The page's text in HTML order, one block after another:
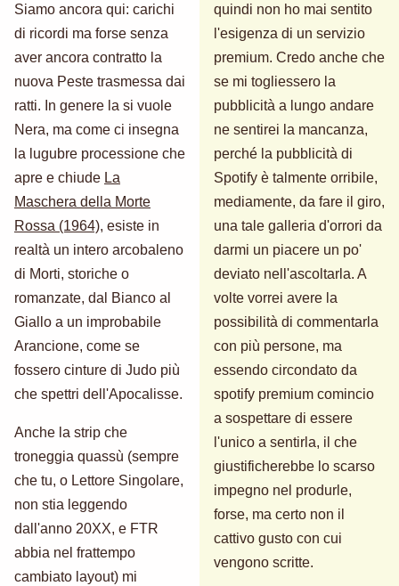
Siamo ancora qui: carichi
di ricordi ma forse senza
aver ancora contratto la
nuova Peste trasmessa dai
ratti. In genere la si vuole
Nera, ma come ci insegna
la lugubre processione che
apre e chiude La
Maschera della Morte
Rossa (1964), esiste in
realtà un intero arcobaleno
di Morti, storiche o
romanzate, dal Bianco al
Giallo a un improbabile
Arancione, come se
fossero cinture di Judo più
che spettri dell'Apocalisse.
Anche la strip che
troneggia quassù (sempre
che tu, o Lettore Singolare,
non stia leggendo
dall'anno 20XX, e FTR
abbia nel frattempo
cambiato layout) mi
quindi non ho mai sentito
l'esigenza di un servizio
premium. Credo anche che
se mi togliessero la
pubblicità a lungo andare
ne sentirei la mancanza,
perché la pubblicità di
Spotify è talmente orribile,
mediamente, da fare il giro,
una tale galleria d'orrori da
darmi un piacere un po'
deviato nell'ascoltarla. A
volte vorrei avere la
possibilità di commentarla
con più persone, ma
essendo circondato da
spotify premium comincio
a sospettare di essere
l'unico a sentirla, il che
giustificherebbe lo scarso
impegno nel produrle,
forse, ma certo non il
cattivo gusto con cui
vengono scritte.